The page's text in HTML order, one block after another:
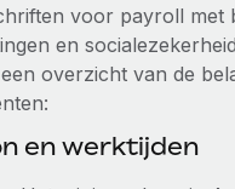
entiteiten op
moeiteloos over
voor payroll met
en
overzicht van de
en werktijden